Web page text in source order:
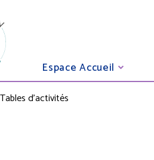
Espace Accueil
Tables d'activités